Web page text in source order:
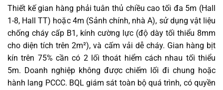
Thiết kế gian hàng phải tuân thủ chiều cao tối đa 5m (Hall
1-8, Hall TT) hoặc 4m (Sảnh chính, nhà A), sử dụng vật liệu
chống cháy cấp B1, kính cường lực (độ dày tối thiểu 8mm
cho diện tích trên 2m²), và cấm vải dễ cháy. Gian hàng bịt
kín trên 75% cần có 2 lối thoát hiểm cách nhau tối thiểu
5m. Doanh nghiệp không được chiếm lối đi chung hoặc
hành lang PCCC. BQL giám sát toàn bộ quá trình, có quyền